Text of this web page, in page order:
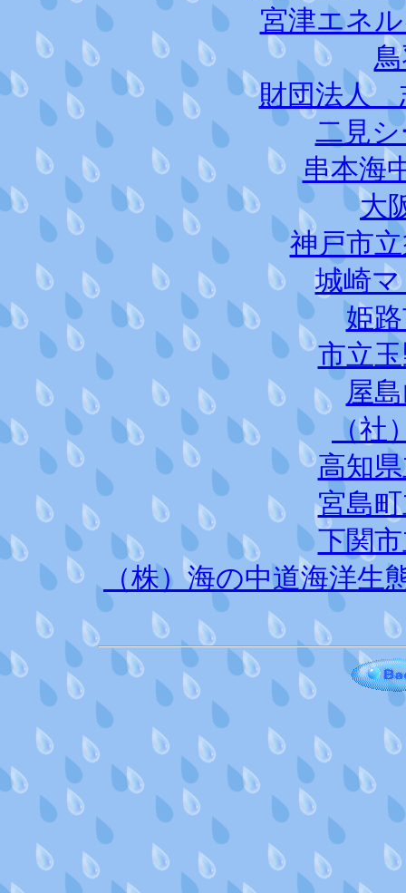
宮津エネ
財団法人
二見
串本海
大
神戸市
城崎
姫
市立
屋
（社
高知
宮島
下関
（株）海の中道海洋